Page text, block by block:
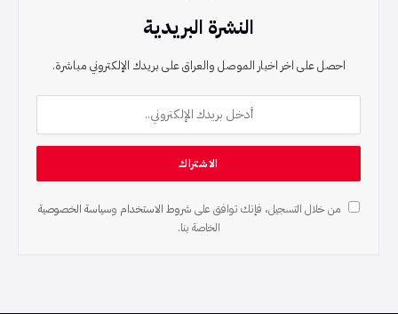
النشرة البريدية
احصل على اخر اخبار الموصل والعراق على بريدك الإلكتروني مباشرة.
من خلال التسجيل، فإنك توافق على شروط الاستخدام وسياسة الخصوصية
الخاصة بنا.